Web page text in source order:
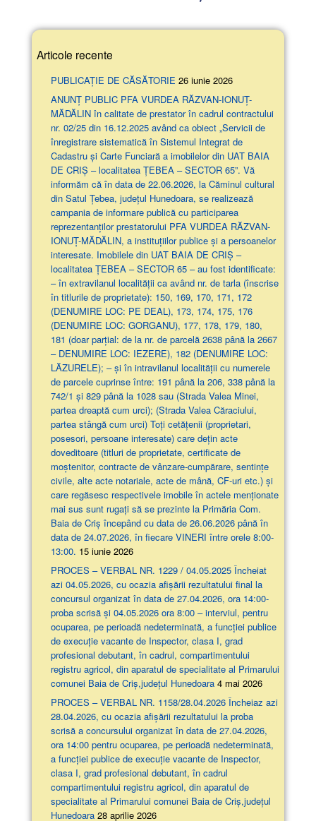
Articole recente
PUBLICAȚIE DE CĂSĂTORIE 26 iunie 2026
ANUNŢ PUBLIC PFA VURDEA RĂZVAN-IONUȚ-
MĂDĂLIN în calitate de prestator în cadrul contractului
nr. 02/25 din 16.12.2025 având ca obiect „Servicii de
înregistrare sistematică în Sistemul Integrat de
Cadastru și Carte Funciară a imobilelor din UAT BAIA
DE CRIȘ – localitatea ȚEBEA – SECTOR 65”. Vă
informăm că în data de 22.06.2026, la Căminul cultural
din Satul Țebea, județul Hunedoara, se realizează
campania de informare publică cu participarea
reprezentanților prestatorului PFA VURDEA RĂZVAN-
IONUȚ-MĂDĂLIN, a instituțiilor publice și a persoanelor
interesate. Imobilele din UAT BAIA DE CRIȘ –
localitatea ȚEBEA – SECTOR 65 – au fost identificate:
– în extravilanul localităţii ca având nr. de tarla (înscrise
în titlurile de proprietate): 150, 169, 170, 171, 172
(DENUMIRE LOC: PE DEAL), 173, 174, 175, 176
(DENUMIRE LOC: GORGANU), 177, 178, 179, 180,
181 (doar parţial: de la nr. de parcelă 2638 până la 2667
– DENUMIRE LOC: IEZERE), 182 (DENUMIRE LOC:
LĂZURELE); – și în intravilanul localității cu numerele
de parcele cuprinse între: 191 până la 206, 338 până la
742/1 și 829 până la 1028 sau (Strada Valea Minei,
partea dreaptă cum urci); (Strada Valea Căraciului,
partea stângă cum urci) Toți cetățenii (proprietari,
posesori, persoane interesate) care dețin acte
doveditoare (titluri de proprietate, certificate de
moștenitor, contracte de vânzare-cumpărare, sentințe
civile, alte acte notariale, acte de mână, CF-uri etc.) și
care regăsesc respectivele imobile în actele menționate
mai sus sunt rugați să se prezinte la Primăria Com.
Baia de Criș începând cu data de 26.06.2026 până în
data de 24.07.2026, în fiecare VINERI între orele 8:00-
13:00. 15 iunie 2026
PROCES – VERBAL NR. 1229 / 04.05.2025 Încheiat
azi 04.05.2026, cu ocazia afişării rezultatului final la
concursul organizat în data de 27.04.2026, ora 14:00-
proba scrisă şi 04.05.2026 ora 8:00 – interviul, pentru
ocuparea, pe perioadă nedeterminată, a funcției publice
de execuție vacante de Inspector, clasa I, grad
profesional debutant, în cadrul, compartimentului
registru agricol, din aparatul de specialitate al Primarului
comunei Baia de Criș,județul Hunedoara 4 mai 2026
PROCES – VERBAL NR. 1158/28.04.2026 Încheiaz azi
28.04.2026, cu ocazia afişării rezultatului la proba
scrisă a concursului organizat în data de 27.04.2026,
ora 14:00 pentru ocuparea, pe perioadă nedeterminată,
a funcției publice de execuție vacante de Inspector,
clasa I, grad profesional debutant, în cadrul
compartimentului registru agricol, din aparatul de
specialitate al Primarului comunei Baia de Criș,județul
Hunedoara 28 aprilie 2026